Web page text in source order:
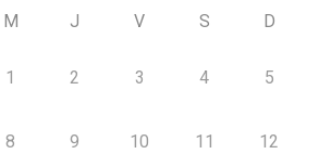
M J V S D
1 2 3 4 5
8 9 10 11 12